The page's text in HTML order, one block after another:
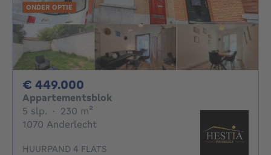
ONDER OPTIE
€ 449.000
Appartementsblok
5 slp. 5 slaapkamers
· 230 m²
1070 Anderlecht
HUURPAND 4 FLATS